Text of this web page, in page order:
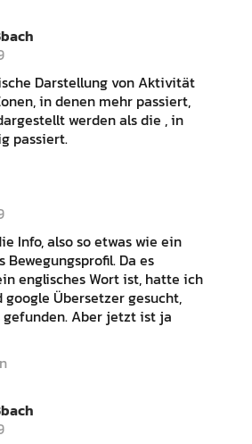
Darstellung von Aktivität
in denen mehr passiert,
werden als die , in
passiert.
Info, also so etwas wie ein
Bewegungsprofil. Da es
englisches Wort ist, hatte ich
google Übersetzer gesucht,
Aber jetzt ist ja